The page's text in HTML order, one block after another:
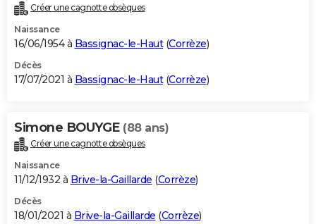
Créer une cagnotte obsèques
Naissance
16/06/1954 à Bassignac-le-Haut(Corrèze)
Décès
17/07/2021 à Bassignac-le-Haut(Corrèze)
Simone BOUYGE (88 ans)
Créer une cagnotte obsèques
Naissance
11/12/1932 à Brive-la-Gaillarde (Corrèze)
Décès
18/01/2021 à Brive-la-Gaillarde (Corrèze)